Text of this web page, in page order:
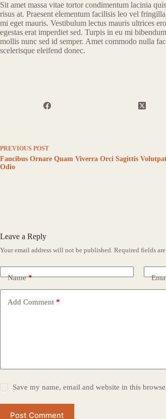
Sit amet massa vitae tortor condimentum lacinia
risus at. Praesent elementum facilisis leo vel
mi eget mauris. Vestibulum lectus mauris ultrices
egestas erat imperdiet sed. Turpis in eu mi
mollis nunc sed id semper. Amet commodo nulla
scelerisque eleifend donec.
PREVIOUS POST
Faucibus Ornare Quam Viverra Orci Sagittis
Odio
Leave a Reply
Your email address will not be published. Required fields
Name*
Add Comment *
Save my name, email and website in this
Post Comment